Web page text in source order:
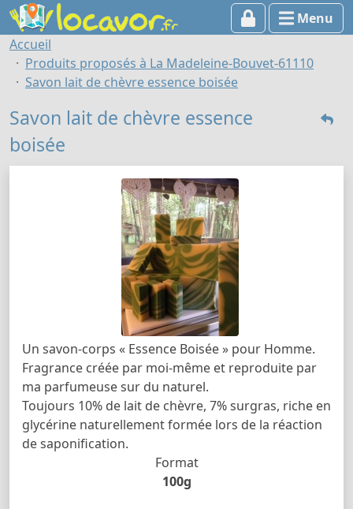
Menu
Accueil
Produits proposés à La Madeleine-Bouvet-61110
Savon lait de chèvre essence boisée
Savon lait de chèvre essence
boisée
Un savon-corps « Essence Boisée » pour Homme.
Fragrance créée par moi-même et reproduite par
ma parfumeuse sur du naturel.
Toujours 10% de lait de chèvre, 7% surgras, riche en
glycérine naturellement formée lors de la réaction
de saponification.
Format
100g